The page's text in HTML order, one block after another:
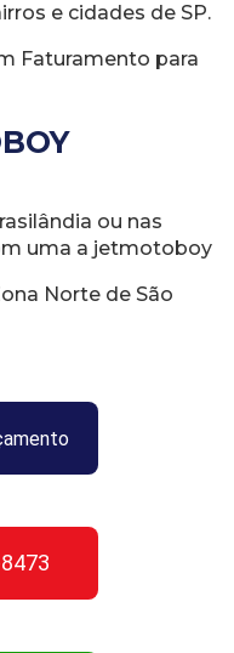
e cidades de SP.
Faturamento para
ou nas
uma a jetmotoboy
Norte de São